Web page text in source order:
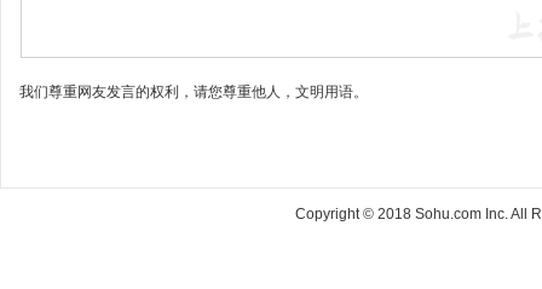
我们尊重网友发言的权利，请您尊重他人，文明用语。
Copyright © 2018 Sohu.com Inc. All